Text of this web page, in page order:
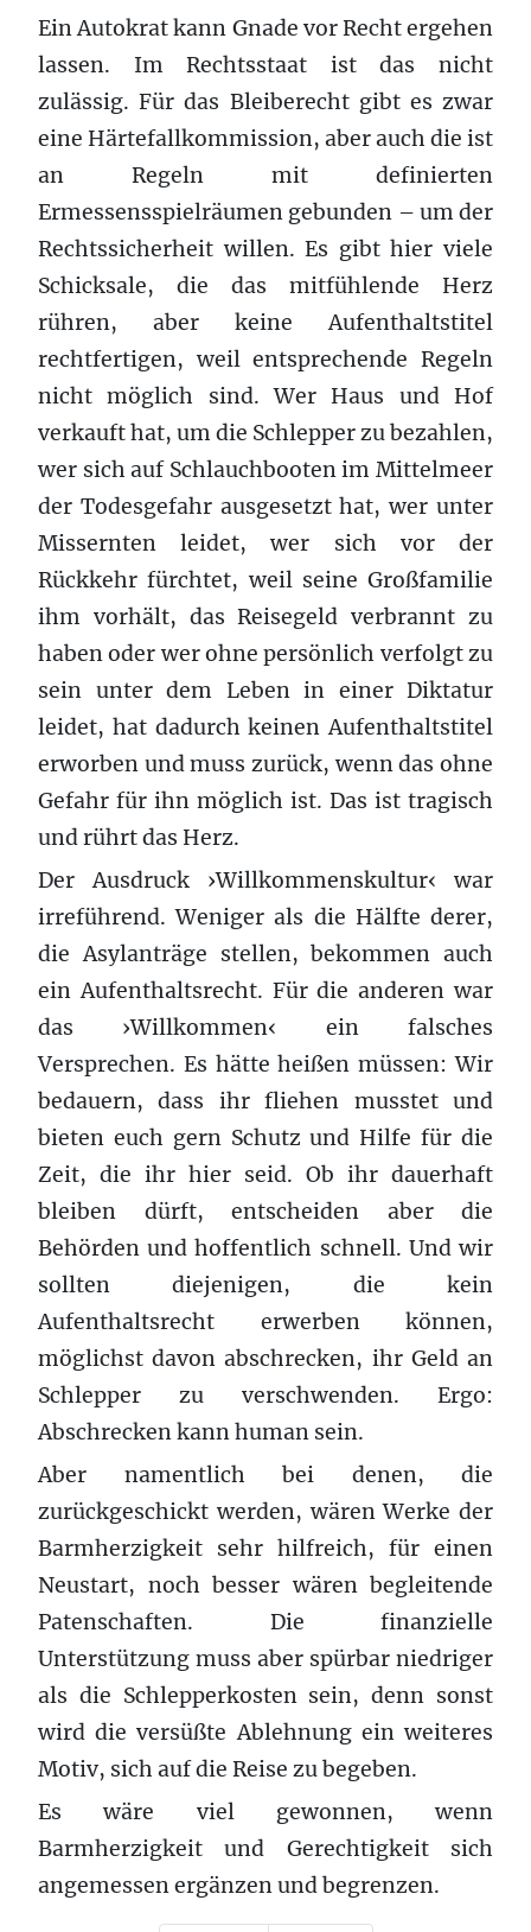
Ein Autokrat kann Gnade vor Recht ergehen
lassen. Im Rechtsstaat ist das nicht
zulässig. Für das Bleiberecht gibt es zwar
eine Härtefallkommission, aber auch die ist
an Regeln mit definierten
Ermessensspielräumen gebunden – um der
Rechtssicherheit willen. Es gibt hier viele
Schicksale, die das mitfühlende Herz
rühren, aber keine Aufenthaltstitel
rechtfertigen, weil entsprechende Regeln
nicht möglich sind. Wer Haus und Hof
verkauft hat, um die Schlepper zu bezahlen,
wer sich auf Schlauchbooten im Mittelmeer
der Todesgefahr ausgesetzt hat, wer unter
Missernten leidet, wer sich vor der
Rückkehr fürchtet, weil seine Großfamilie
ihm vorhält, das Reisegeld verbrannt zu
haben oder wer ohne persönlich verfolgt zu
sein unter dem Leben in einer Diktatur
leidet, hat dadurch keinen Aufenthaltstitel
erworben und muss zurück, wenn das ohne
Gefahr für ihn möglich ist. Das ist tragisch
und rührt das Herz.
Der Ausdruck ›Willkommenskultur‹ war
irreführend. Weniger als die Hälfte derer,
die Asylanträge stellen, bekommen auch
ein Aufenthaltsrecht. Für die anderen war
das ›Willkommen‹ ein falsches
Versprechen. Es hätte heißen müssen: Wir
bedauern, dass ihr fliehen musstet und
bieten euch gern Schutz und Hilfe für die
Zeit, die ihr hier seid. Ob ihr dauerhaft
bleiben dürft, entscheiden aber die
Behörden und hoffentlich schnell. Und wir
sollten diejenigen, die kein
Aufenthaltsrecht erwerben können,
möglichst davon abschrecken, ihr Geld an
Schlepper zu verschwenden. Ergo:
Abschrecken kann human sein.
Aber namentlich bei denen, die
zurückgeschickt werden, wären Werke der
Barmherzigkeit sehr hilfreich, für einen
Neustart, noch besser wären begleitende
Patenschaften. Die finanzielle
Unterstützung muss aber spürbar niedriger
als die Schlepperkosten sein, denn sonst
wird die versüßte Ablehnung ein weiteres
Motiv, sich auf die Reise zu begeben.
Es wäre viel gewonnen, wenn
Barmherzigkeit und Gerechtigkeit sich
angemessen ergänzen und begrenzen.